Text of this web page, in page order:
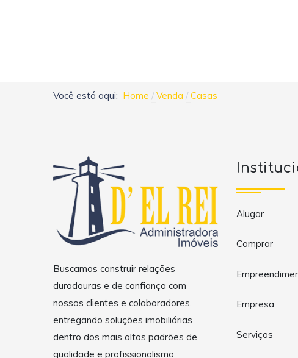
Você está aqui: Home Venda Casas
Buscamos construir relações
duradouras e de confiança com
nossos clientes e colaboradores,
entregando soluções imobiliárias
dentro dos mais altos padrões de
qualidade e profissionalismo.
Alugar
Comprar
Empresa
Serviços